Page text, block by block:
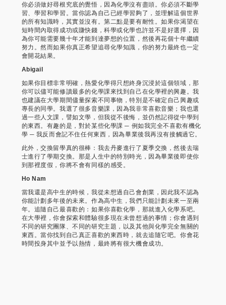
你必須做好尋根究底的覺悟，因為化學沒有盡頭。你必須不斷學
習、學習和學習。當你認為自己已經學習夠了，並理解這個世界
的所有知識時，其實並沒有。第二點是要有耐性。如果你渴望在
短時間內取得成功或賺快錢，科學或化學也許並不是好選擇，因
為你可能需要幾十年才能到達夢想的位置，然後再花個十年繼續
努力。然而如果你真正希望追尋化學知識，你的努力最終也一定
會開花結果。
Abigail
如果你目標非常明確，熱愛化學得只想終身沉浸於這個領域，那
你可以儘可能修讀最多的化學課來找到自己在化學裡的興趣。我
也建議在大學期間儘量探索不同事物，特別是不確定自己興趣或
專長的同學。我選了很多音樂課，因為我非常喜歡音樂；我也選
過一些人文課，譬如文學，但我從不後悔，並仍然記得從中學到
的東西。有趣的是，對於某些化學課 ─ 例如我完全不喜歡有機化
學 ─ 我反而會記不住任何東西，因為畢業後我再沒有接觸過它。
此外，交換留學真的很棒：我去丹麥進行了夏季交換，然後去瑞
士進行了學期交換。那是人生中的特別時光，因為畢業後即使你
到那裡度假，你將不會有同樣的感受。
Ho Nam
當我還是高中生的時候，我從未想過自己會創業，因此我不認為
你能計劃多年後的未來。作為高中生，我們只能計劃未來一至兩
年。追隨自己最喜歡的：如果你喜歡化學，那就進入化學系吧。
在大學裡，你會探索和體驗很多現在未曾想過的事情；你會遇到
不同的研究團隊、不同的研究主題，以及其他與化學完全無關的
東西。當你找到自己真正喜歡的東西時，就去追隨它吧。你會花
時間投身其中並予以熱情，最終將有很大機會成功。